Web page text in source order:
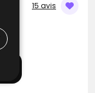
15 avis